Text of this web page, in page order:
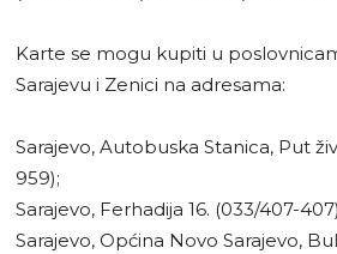
Karte se mogu kupiti u
Sarajevu i Zenici na adresama:
Sarajevo, Autobuska Stanica, Put
959);
Sarajevo, Ferhadija 16. (033/407-
Sarajevo, Općina Novo Sarajevo,